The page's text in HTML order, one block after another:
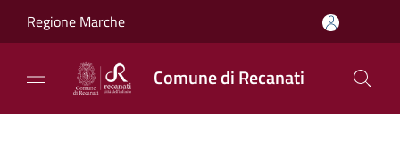
Regione Marche
Comune di Recanati